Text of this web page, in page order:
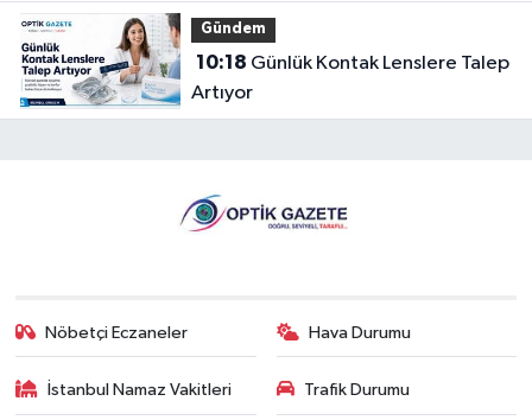
Açıklandı
Gündem
10:18
Artıyor
Nöbetçi Eczaneler Hava Durumu
İstanbul Namaz Vakitleri Trafik Durumu